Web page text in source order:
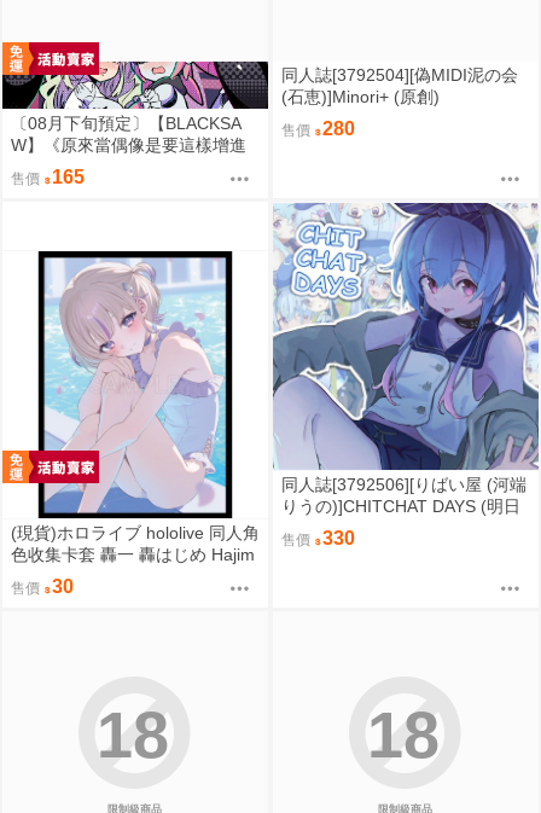
〔08月下旬預定〕【BLACKSA
W】《原來當偶像是要這樣增進
感情的嗎？》B5/24P黑白內頁/繁
體中文/無修正⬢黑市兔－心動大
售價 165
同人誌[3792504][偽MIDI泥の会
(石恵)]Minori+ (原創)
售價 280
(現貨)ホロライブ hololive 同人角
色收集卡套 轟一 轟はじめ Hajim
e 泳裝ver.（單售）
售價 30
同人誌[3792506][りばい屋 (河端
りうの)]CHITCHAT DAYS (明日
售價 330
限制級商品
18
限制級商品
18